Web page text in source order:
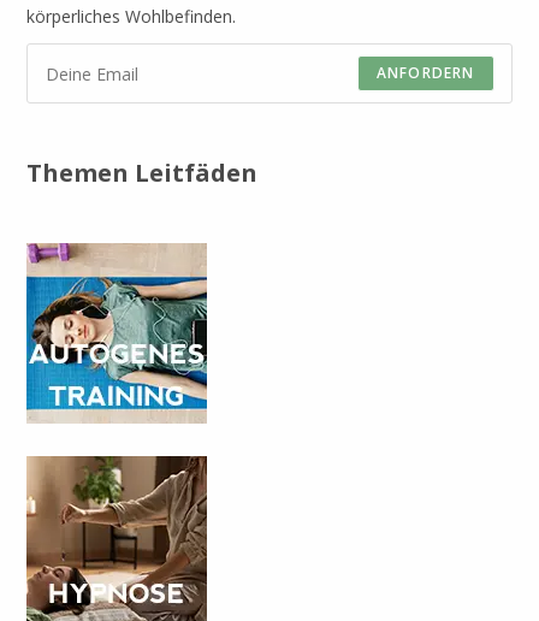
körperliches Wohlbefinden.
ANFORDERN
Themen Leitfäden